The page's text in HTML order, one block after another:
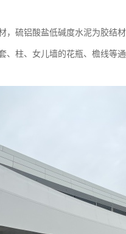
硫铝酸盐低碱度水泥为胶结
、柱、女儿墙的花瓶、檐线等